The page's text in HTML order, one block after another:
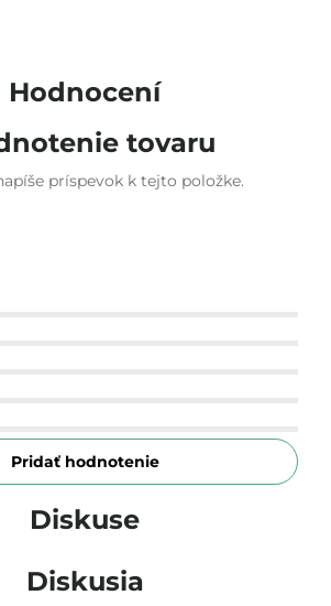
Hodnocení
tovaru
príspevok k tejto položke.
Pridať hodnotenie
Diskuse
Diskusia